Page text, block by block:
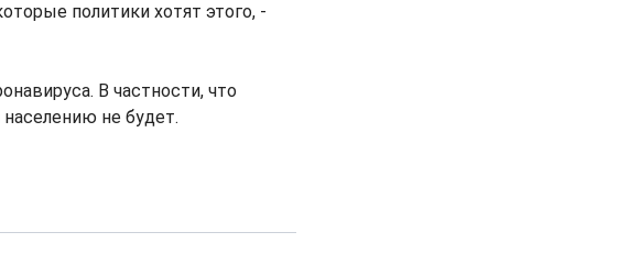
политики хотят этого, -
В частности, что
не будет.